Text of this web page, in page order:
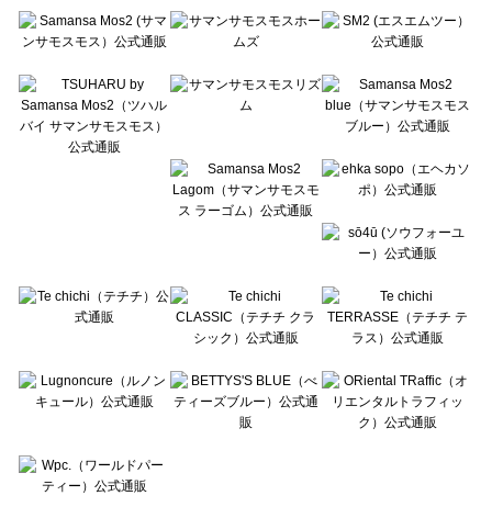
Te chichi（テチチ）のワンピース一覧
Te chichi CLASSIC（テチチ クラシック）のワンピース一覧
Lugnoncure（ルノンキュール）のワンピース一覧
BETTY'S BLUE（べティーズブルー）のワンピース一覧
Wpc.（ワールドパーティー）のワンピース一覧